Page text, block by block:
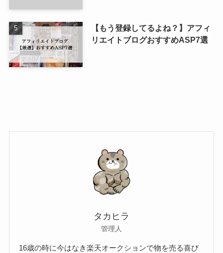
【もう登録してるよね？】アフィ
リエイトブログおすすめASP7選
タカヒラ
管理人
16歳の時に今はなき楽天オークションで物を売る喜び